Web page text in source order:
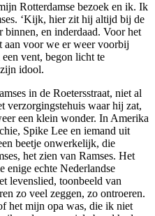
Rotterdamse bezoek en ik. Ik
‘Kijk, hier zit hij altijd bij de
binnen, en inderdaad. Voor het
aan voor we er weer voorbij
vent, begon licht te
idool.
in de Roetersstraat, niet al
verzorgingstehuis waar hij zat,
een klein wonder. In Amerika
Spike Lee en iemand uit
beetje onwerkelijk, die
het zien van Ramses. Het
enige echte Nederlandse
levenslied, toonbeeld van
zo veel zeggen, zo ontroeren.
het mijn opa was, die ik niet